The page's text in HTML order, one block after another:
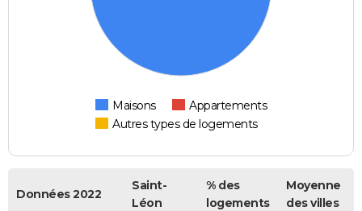
Maisons
Appartements
Autres types de logements
Données 2022
Saint-
Léon
% des
logements
Moyenne
des villes